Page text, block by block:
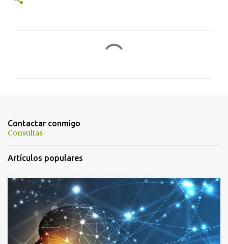
a
r
i
o
s
Contactar conmigo
Consultas
Artículos populares